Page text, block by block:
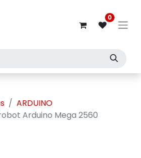
0
ARDUINO
Arduino Mega 2560